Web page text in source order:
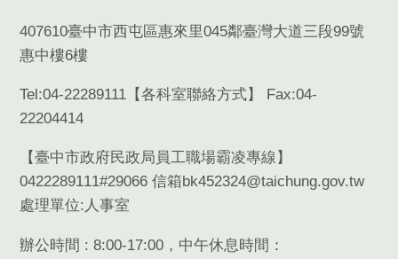
407610臺中市西屯區惠來里045鄰臺灣大道三段99號
惠中樓6樓
Tel:04-22289111【各科室聯絡方式】 Fax:04-
22204414
【臺中市政府民政局員工職場霸凌專線】
0422289111#29066 信箱bk452324@taichung.gov.tw
處理單位:人事室
辦公時間 : 8:00-17:00，中午休息時間：